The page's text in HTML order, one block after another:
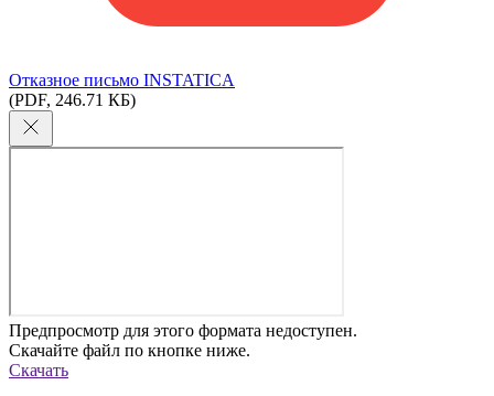
Отказное письмо INSTATICA
(PDF, 246.71 КБ)
Предпросмотр для этого формата недоступен.
Скачайте файл по кнопке ниже.
Скачать